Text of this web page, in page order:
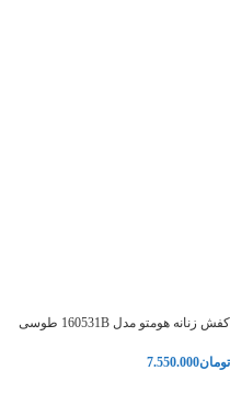
کفش زنانه هومتو مدل 160531B طوسی
تومان7.550.000